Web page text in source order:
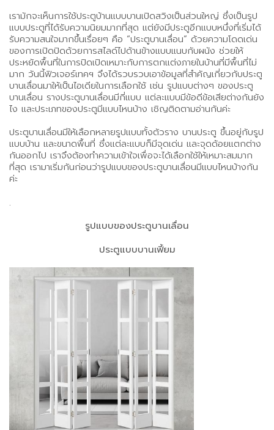
เรามักจะเห็นการใช้ประตูบ้านแบบบานเปิดสวิงเป็นส่วนใหญ่ ซึ่งเป็นรูป
แบบประตูที่ได้รับความนิยมมากที่สุด แต่ยังมีประตูอีกแบบหนึ่งที่เริ่มได้
รับความสนใจมากขึ้นเรื่อยๆ คือ “ประตูบานเลื่อน” ด้วยความโดดเด่น
ของการเปิดปิดด้วยการสไลด์ไปด้านข้างแบบแนบกับผนัง ช่วยให้
ประหยัดพื้นที่ในการปิดเปิดเหมาะกับการตกแต่งภายในบ้านที่มีพื้นที่ไม่
มาก วันนี้ฟิวเจอร์เทคฯ จึงได้รวบรวบเอาข้อมูลที่สำคัญเกี่ยวกับประตู
บานเลื่อนมาให้เป็นไอเดียในการเลือกใช้ เช่น รูปแบบต่างๆ ของประตู
บานเลื่อน รางประตูบานเลื่อนมีกี่แบบ แต่ละแบบมีข้อดีข้อเสียต่างกันยัง
ไง และประเภทของประตูมีแบบไหนบ้าง เชิญติดตามอ่านกันค่ะ
ประตูบานเลื่อนมีให้เลือกหลายรูปแบบทั้งตัวราง บานประตู ขึ้นอยู่กับรูป
แบบบ้าน และขนาดพื้นที่ ซึ่งแต่ละแบบก็มีจุดเด่น และจุดด้อยแตกต่าง
กันออกไป เราจึงต้องทำความเข้าใจเพื่อจะได้เลือกใช้ให้เหมาะสมมาก
ที่สุด เรามาเริ่มกันก่อนว่ารูปแบบของประตูบานเลื่อนมีแบบไหนบ้างกัน
ค่ะ
.
รูปแบบของประตูบานเลื่อน
ประตูแบบบานเฟี้ยม